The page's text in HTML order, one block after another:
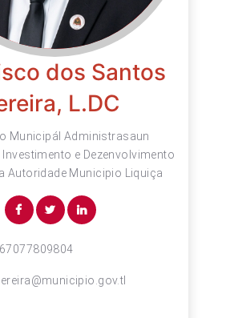
dos Santos
L.DC
Municipál Administrasaun
Investimento e Dezenvolvimento
Autoridade Municipio Liquiça